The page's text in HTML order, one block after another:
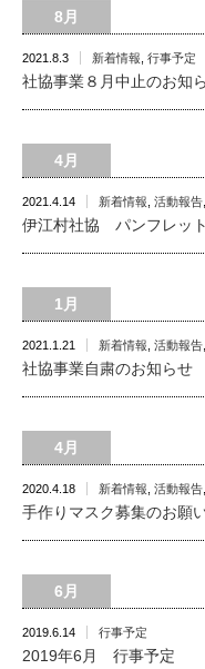
8月
2021.8.3 新着情報 行事予定
社協事業８月中止のお知
4月
2021.4.14 新着情報 活動報告
伊江村社協 パンフレット
1月
2021.1.21 新着情報 活動報告
社協事業自粛のお知らせ
4月
2020.4.18 新着情報 活動報告
手作りマスク募集のお願
6月
2019.6.14 行事予定
2019年6月 行事予定